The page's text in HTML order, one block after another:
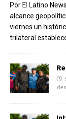
​Por El Latino
alcance
viernes un
trilateral